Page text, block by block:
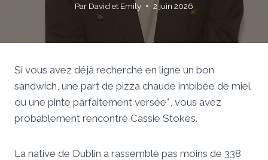
Par David et Emily 2 juin 2026
Si vous avez déjà recherché en ligne un bon
sandwich, une part de pizza chaude imbibée de miel
ou une pinte parfaitement versée*, vous avez
probablement rencontré Cassie Stokes.
La native de Dublin a rassemblé pas moins de 338